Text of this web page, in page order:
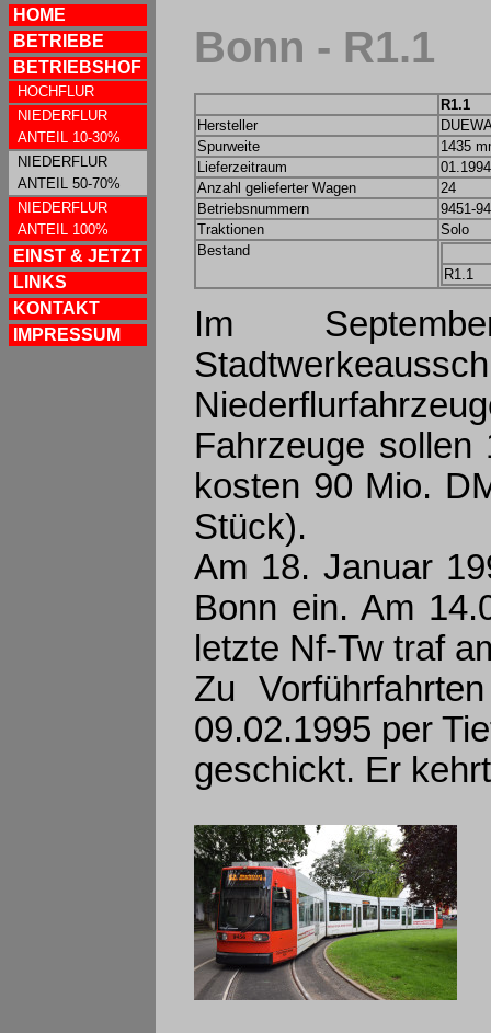
HOME
BETRIEBE
BETRIEBSHOF
HOCHFLUR
NIEDERFLUR
ANTEIL 10-30%
NIEDERFLUR
ANTEIL 50-70%
NIEDERFLUR
ANTEIL 100%
EINST & JETZT
LINKS
KONTAKT
IMPRESSUM
Bonn - R1.1
R1.1
Hersteller
Spurweite
1435
Lieferzeitraum
Anzahl gelieferter Wagen
24
Betriebsnummern
9451-
Traktionen
Solo
Bestand
R1.1
Im
Fahrzeuge sollen
kosten 90 Mio.
Stück).
Am 18. Januar
Bonn ein. Am
letzte Nf-Tw traf
Zu
09.02.1995 per
geschickt. Er